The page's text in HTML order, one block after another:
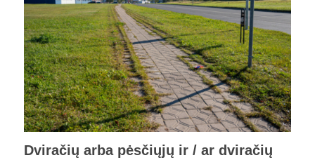
Dviračių arba pėsčiųjų ir / ar dviračių